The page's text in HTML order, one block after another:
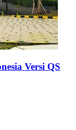
Versi QS